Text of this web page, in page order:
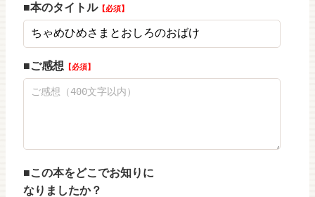
本のタイトル 必須
ご感想 必須
この本をどこでお知りに
なりましたか？